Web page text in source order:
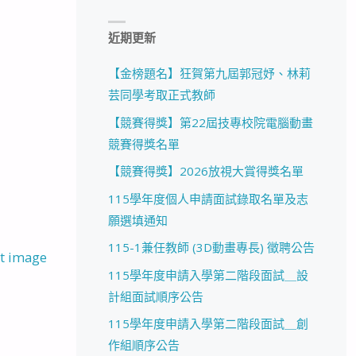
image
近期更新
【金榜題名】狂賀第九屆郭冠妤、林莉
芸同學考取正式教師
【競賽得獎】第22屆技專校院電腦動畫
競賽得獎名單
【競賽得獎】2026放視大賞得獎名單
115學年度個人申請面試錄取名單及志
願選填通知
115-1兼任教師 (3D動畫專長) 徵聘公告
115學年度申請入學第二階段面試＿設
計組面試順序公告
115學年度申請入學第二階段面試＿創
作組順序公告